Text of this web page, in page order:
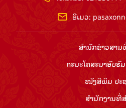
ອີເມວ:
ສຳ​ນັກ​ຂ່າວ​ສານ​
ຄະນະໂຄສະນາອົບ
ໜັງສືພິມ ປະ​
ສຳ​ນັກ​ງານ​ທີ່​